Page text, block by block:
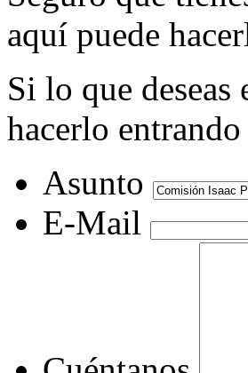
aquí puede
Si lo que
hacerlo
Asunto
E-Mail